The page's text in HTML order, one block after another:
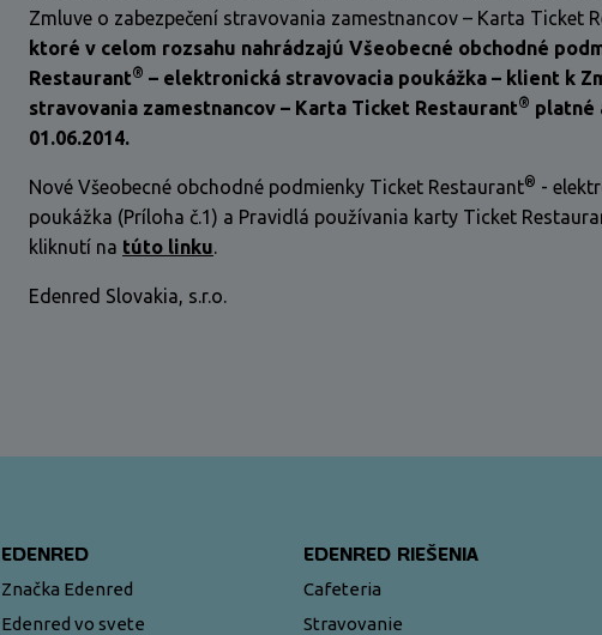
Zmluve o zabezpečení stravovania zamestnancov – Karta Ticket
ktoré v celom rozsahu nahrádzajú Všeobecné obchodné
Restaurant® – elektronická stravovacia poukážka – klient k
stravovania zamestnancov – Karta Ticket Restaurant® platné
01.06.2014.
Nové Všeobecné obchodné podmienky Ticket Restaurant® -
poukážka (Príloha č.1) a Pravidlá používania karty Ticket
kliknutí na túto linku.
Edenred Slovakia, s.r.o.
EDENRED
Značka Edenred
Edenred vo svete
EDENRED RIEŠENIA
Cafeteria
Stravovanie